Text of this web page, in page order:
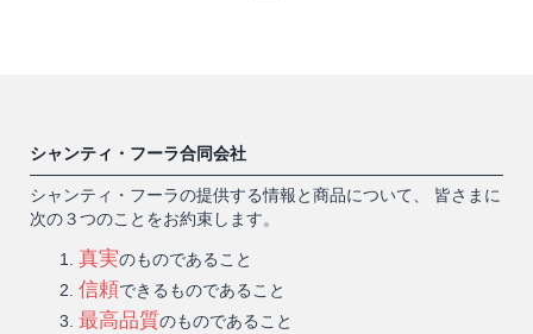
シャンティ・フーラ合同会社
シャンティ・フーラの提供する情報と商品について、 皆さまに
次の３つのことをお約束します。
真実のものであること
信頼できるものであること
最高品質のものであること